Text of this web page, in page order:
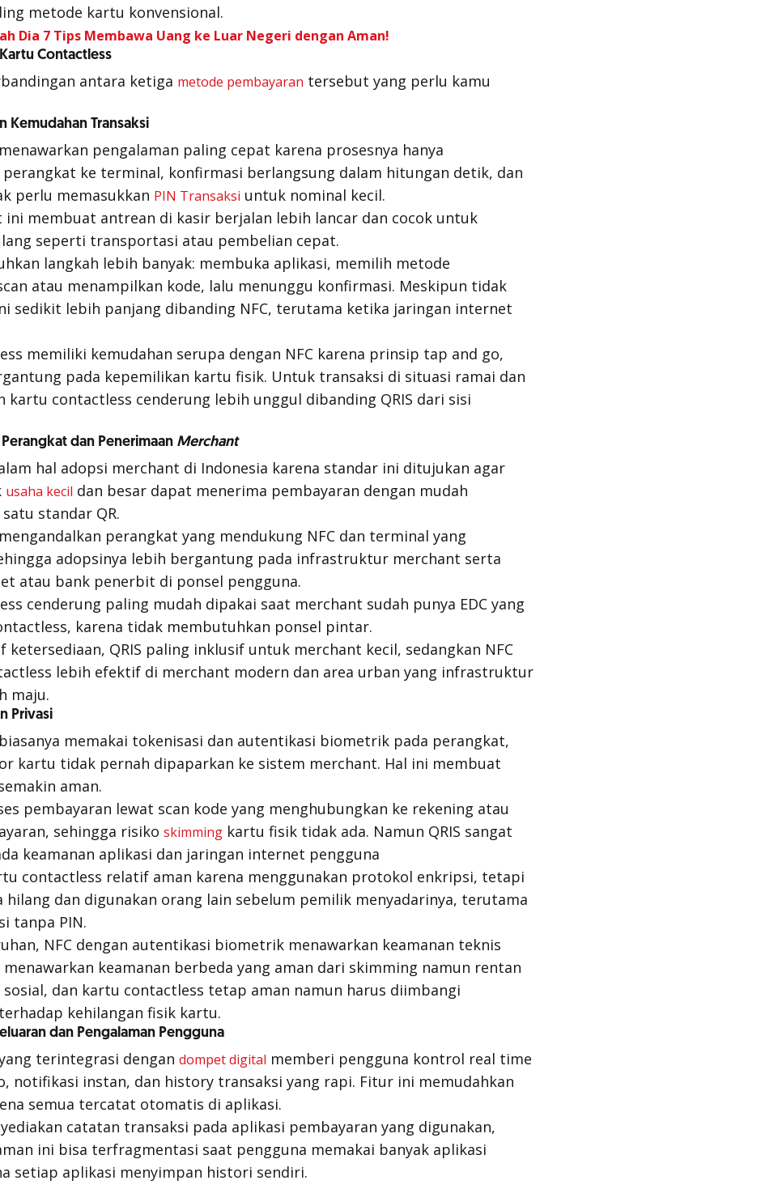
metode kartu konvensional.
Dia 7 Tips Membawa Uang ke Luar Negeri dengan Aman!
Contactless
antara ketiga metode pembayaran tersebut yang perlu kamu
Kemudahan Transaksi
menawarkan pengalaman paling cepat karena prosesnya hanya
perangkat ke terminal, konfirmasi berlangsung dalam hitungan detik, dan
perlu memasukkan PIN Transaksi untuk nominal kecil.
ini membuat antrean di kasir berjalan lebih lancar dan cocok untuk
seperti transportasi atau pembelian cepat.
langkah lebih banyak: membuka aplikasi, memilih metode
atau menampilkan kode, lalu menunggu konfirmasi. Meskipun tidak
sedikit lebih panjang dibanding NFC, terutama ketika jaringan internet
memiliki kemudahan serupa dengan NFC karena prinsip tap and go,
pada kepemilikan kartu fisik. Untuk transaksi di situasi ramai dan
kartu contactless cenderung lebih unggul dibanding QRIS dari sisi
dan Penerimaan Merchant
hal adopsi merchant di Indonesia karena standar ini ditujukan agar
usaha kecil dan besar dapat menerima pembayaran dengan mudah
standar QR.
mengandalkan perangkat yang mendukung NFC dan terminal yang
adopsinya lebih bergantung pada infrastruktur merchant serta
atau bank penerbit di ponsel pengguna.
cenderung paling mudah dipakai saat merchant sudah punya EDC yang
karena tidak membutuhkan ponsel pintar.
ketersediaan, QRIS paling inklusif untuk merchant kecil, sedangkan NFC
lebih efektif di merchant modern dan area urban yang infrastruktur
maju.
Privasi
biasanya memakai tokenisasi dan autentikasi biometrik pada perangkat,
kartu tidak pernah dipaparkan ke sistem merchant. Hal ini membuat
aman.
pembayaran lewat scan kode yang menghubungkan ke rekening atau
sehingga risiko skimming kartu fisik tidak ada. Namun QRIS sangat
keamanan aplikasi dan jaringan internet pengguna
contactless relatif aman karena menggunakan protokol enkripsi, tetapi
hilang dan digunakan orang lain sebelum pemilik menyadarinya, terutama
tanpa PIN.
NFC dengan autentikasi biometrik menawarkan keamanan teknis
menawarkan keamanan berbeda yang aman dari skimming namun rentan
sosial, dan kartu contactless tetap aman namun harus diimbangi
kehilangan fisik kartu.
dan Pengalaman Pengguna
terintegrasi dengan dompet digital memberi pengguna kontrol real time
notifikasi instan, dan history transaksi yang rapi. Fitur ini memudahkan
semua tercatat otomatis di aplikasi.
catatan transaksi pada aplikasi pembayaran yang digunakan,
ini bisa terfragmentasi saat pengguna memakai banyak aplikasi
setiap aplikasi menyimpan histori sendiri.